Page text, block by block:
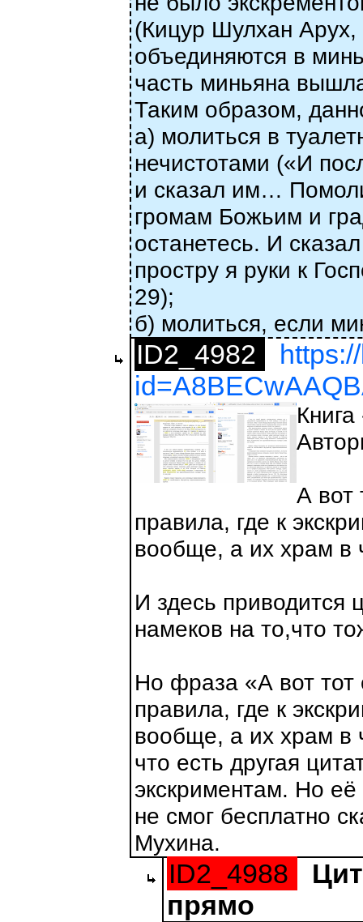
(Кицур Шулхан
объединяются в
часть миньяна
Таким образом,
а) молиться в
нечистотами («И
и сказал им…
громам Божьим и
останетесь. И
простру я руки к
29);
б) молиться, если
ID2_4982
Книга
А вот
правила, где к
вообще, а их храм в
И здесь приводится
намеков на то,что
Но фраза «А вот тот
правила, где к
вообще, а их храм в
что есть другая
экскриментам. Но
не смог бесплатно
Мухина.
ID2_4988
прямо